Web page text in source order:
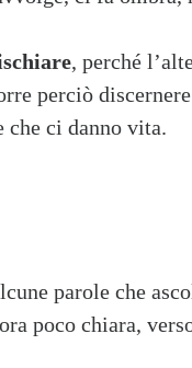
, perché
perciò
ci danno vita.
parole che
poco chiara,